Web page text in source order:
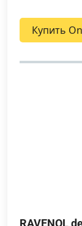
Купить
RAVENOL